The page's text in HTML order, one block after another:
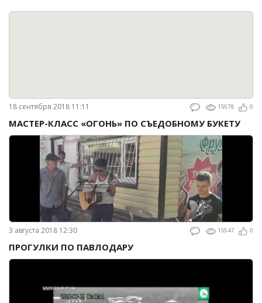
18 сентября 2018 11:11 15578 0
МАСТЕР-КЛАСС «ОГОНЬ» ПО СЪЕДОБНОМУ БУКЕТУ
3 августа 2018 12:30 15547 0
ПРОГУЛКИ ПО ПАВЛОДАРУ